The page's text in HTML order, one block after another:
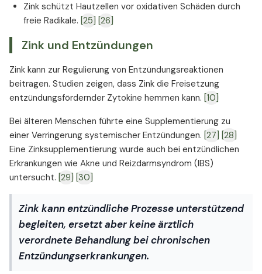
Zink schützt Hautzellen vor oxidativen Schäden durch
freie Radikale. [25] [26]
Zink und Entzündungen
Zink kann zur Regulierung von Entzündungsreaktionen
beitragen. Studien zeigen, dass Zink die Freisetzung
entzündungsfördernder Zytokine hemmen kann. [10]
Bei älteren Menschen führte eine Supplementierung zu
einer Verringerung systemischer Entzündungen. [27]
[28]
Eine Zinksupplementierung wurde auch bei entzündlichen
Erkrankungen wie Akne und Reizdarmsyndrom (IBS)
untersucht. [29] [30]
Zink kann entzündliche Prozesse unterstützend
begleiten, ersetzt aber keine ärztlich
verordnete Behandlung bei chronischen
Entzündungserkrankungen.